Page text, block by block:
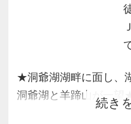
★洞爺湖湖畔に面し、
洞爺湖と羊蹄山が一望★
続き